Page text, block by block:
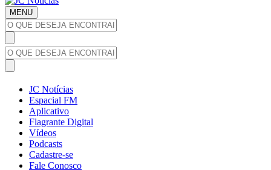
MENU
JC Notícias
Espacial FM
Aplicativo
Flagrante Digital
Vídeos
Podcasts
Cadastre-se
Fale Conosco